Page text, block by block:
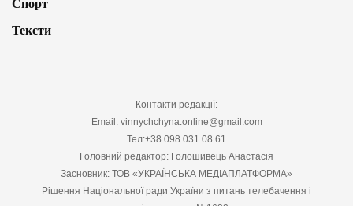
Спорт
Тексти
Контакти редакції:
Email: vinnychchyna.online@gmail.com
Тел:+38 098 031 08 61
Головний редактор: Голошивець Анастасія
Засновник: ТОВ «УКРАЇНСЬКА МЕДІАПЛАТФОРМА»
Рішення Національної ради України з питань телебачення і